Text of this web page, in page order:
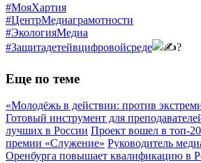
#МояХартия
#ЦентрМедиаграмотности
#ЭкологияМедиа
#Защитадетейвцифровойсреде
Еще по теме
«Молодёжь в действии: против
Готовый инструмент для
лучших в России Проект вошел в топ-
премии «Служение» Руководитель
Оренбурга повышает квалификацию в